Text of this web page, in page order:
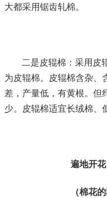
大都采用锯齿轧棉。
二是皮辊棉：采用皮
为皮辊棉。皮辊棉含杂、
差，产量低，有黄根。但
少。皮辊棉适宜长绒棉、
遍地开
（棉花